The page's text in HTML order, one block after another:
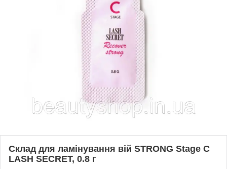
Склад для ламінування вій STRONG Stage C
LASH SECRET, 0.8 г